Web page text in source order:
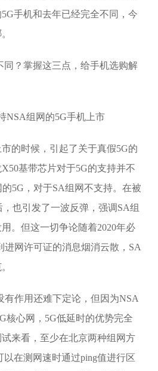
手机和去年已经完全不同，今
NSA组网的5G手机上市
的时候，引起了关于真假5G的
基带芯片对于5G的支持并不
5G，对于SA组网不支持。在被
，也引发了一波反弹，强调SA组
。但这一切争论随着2020年必
进网许可证的消息烟消云散，SA
有作用还难下定论，但因为NSA
核心网，5G低延时的优势完全
来看，至少在北京两种组网方
以在测网速时通过ping值进行区